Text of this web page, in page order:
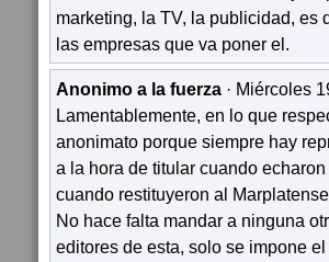
marketing, la TV, la publicidad, es
las empresas que va poner el.
Anonimo a la fuerza · Miércoles
Lamentablemente, en lo que
anonimato porque siempre hay
a la hora de titular cuando
cuando restituyeron al
No hace falta mandar a ninguna
editores de esta, solo se impone